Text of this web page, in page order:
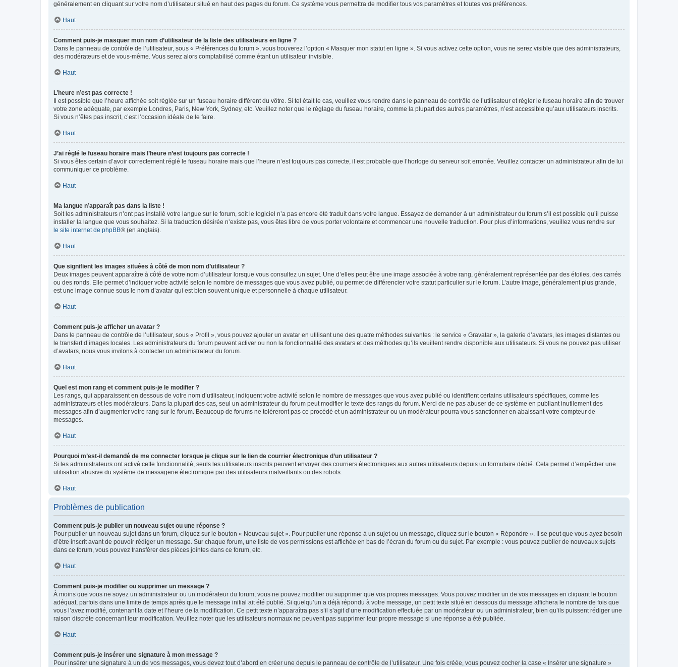
généralement en cliquant sur votre nom d’utilisateur situé en haut des pages du forum. Ce système vous permettra de modifier tous vos paramètres et toutes vos préférences.
Haut
Comment puis-je masquer mon nom d’utilisateur de la liste des utilisateurs en ligne ?
Dans le panneau de contrôle de l’utilisateur, sous « Préférences du forum », vous trouverez l’option « Masquer mon statut en ligne ». Si vous activez cette option, vous ne serez visible que des administrateurs,
des modérateurs et de vous-même. Vous serez alors comptabilisé comme étant un utilisateur invisible.
Haut
L’heure n’est pas correcte !
Il est possible que l’heure affichée soit réglée sur un fuseau horaire différent du vôtre. Si tel était le cas, veuillez vous rendre dans le panneau de contrôle de l’utilisateur et régler le fuseau horaire afin de trouver
votre zone adéquate, par exemple Londres, Paris, New York, Sydney, etc. Veuillez noter que le réglage du fuseau horaire, comme la plupart des autres paramètres, n’est accessible qu’aux utilisateurs inscrits.
Si vous n’êtes pas inscrit, c’est l’occasion idéale de le faire.
Haut
J’ai réglé le fuseau horaire mais l’heure n’est toujours pas correcte !
Si vous êtes certain d’avoir correctement réglé le fuseau horaire mais que l’heure n’est toujours pas correcte, il est probable que l’horloge du serveur soit erronée. Veuillez contacter un administrateur afin de lui
communiquer ce problème.
Haut
Ma langue n’apparaît pas dans la liste !
Soit les administrateurs n’ont pas installé votre langue sur le forum, soit le logiciel n’a pas encore été traduit dans votre langue. Essayez de demander à un administrateur du forum s’il est possible qu’il puisse
installer la langue que vous souhaitez. Si la traduction désirée n’existe pas, vous êtes libre de vous porter volontaire et commencer une nouvelle traduction. Pour plus d’informations, veuillez vous rendre sur
le site internet de phpBB® (en anglais).
Haut
Que signifient les images situées à côté de mon nom d’utilisateur ?
Deux images peuvent apparaître à côté de votre nom d’utilisateur lorsque vous consultez un sujet. Une d’elles peut être une image associée à votre rang, généralement représentée par des étoiles, des carrés
ou des ronds. Elle permet d’indiquer votre activité selon le nombre de messages que vous avez publié, ou permet de différencier votre statut particulier sur le forum. L’autre image, généralement plus grande,
est une image connue sous le nom d’avatar qui est bien souvent unique et personnelle à chaque utilisateur.
Haut
Comment puis-je afficher un avatar ?
Dans le panneau de contrôle de l’utilisateur, sous « Profil », vous pouvez ajouter un avatar en utilisant une des quatre méthodes suivantes : le service « Gravatar », la galerie d’avatars, les images distantes ou
le transfert d’images locales. Les administrateurs du forum peuvent activer ou non la fonctionnalité des avatars et des méthodes qu’ils veuillent rendre disponible aux utilisateurs. Si vous ne pouvez pas utiliser
d’avatars, nous vous invitons à contacter un administrateur du forum.
Haut
Quel est mon rang et comment puis-je le modifier ?
Les rangs, qui apparaissent en dessous de votre nom d’utilisateur, indiquent votre activité selon le nombre de messages que vous avez publié ou identifient certains utilisateurs spécifiques, comme les
administrateurs et les modérateurs. Dans la plupart des cas, seul un administrateur du forum peut modifier le texte des rangs du forum. Merci de ne pas abuser de ce système en publiant inutilement des
messages afin d’augmenter votre rang sur le forum. Beaucoup de forums ne toléreront pas ce procédé et un administrateur ou un modérateur pourra vous sanctionner en abaissant votre compteur de
messages.
Haut
Pourquoi m’est-il demandé de me connecter lorsque je clique sur le lien de courrier électronique d’un utilisateur ?
Si les administrateurs ont activé cette fonctionnalité, seuls les utilisateurs inscrits peuvent envoyer des courriers électroniques aux autres utilisateurs depuis un formulaire dédié. Cela permet d’empêcher une
utilisation abusive du système de messagerie électronique par des utilisateurs malveillants ou des robots.
Haut
Problèmes de publication
Comment puis-je publier un nouveau sujet ou une réponse ?
Pour publier un nouveau sujet dans un forum, cliquez sur le bouton « Nouveau sujet ». Pour publier une réponse à un sujet ou un message, cliquez sur le bouton « Répondre ». Il se peut que vous ayez besoin
d’être inscrit avant de pouvoir rédiger un message. Sur chaque forum, une liste de vos permissions est affichée en bas de l’écran du forum ou du sujet. Par exemple : vous pouvez publier de nouveaux sujets
dans ce forum, vous pouvez transférer des pièces jointes dans ce forum, etc.
Haut
Comment puis-je modifier ou supprimer un message ?
À moins que vous ne soyez un administrateur ou un modérateur du forum, vous ne pouvez modifier ou supprimer que vos propres messages. Vous pouvez modifier un de vos messages en cliquant le bouton
adéquat, parfois dans une limite de temps après que le message initial ait été publié. Si quelqu’un a déjà répondu à votre message, un petit texte situé en dessous du message affichera le nombre de fois que
vous l’avez modifié, contenant la date et l’heure de la modification. Ce petit texte n’apparaîtra pas s’il s’agit d’une modification effectuée par un modérateur ou un administrateur, bien qu’ils puissent rédiger une
raison discrète concernant leur modification. Veuillez noter que les utilisateurs normaux ne peuvent pas supprimer leur propre message si une réponse a été publiée.
Haut
Comment puis-je insérer une signature à mon message ?
Pour insérer une signature à un de vos messages, vous devez tout d’abord en créer une depuis le panneau de contrôle de l’utilisateur. Une fois créée, vous pouvez cocher la case « Insérer une signature »